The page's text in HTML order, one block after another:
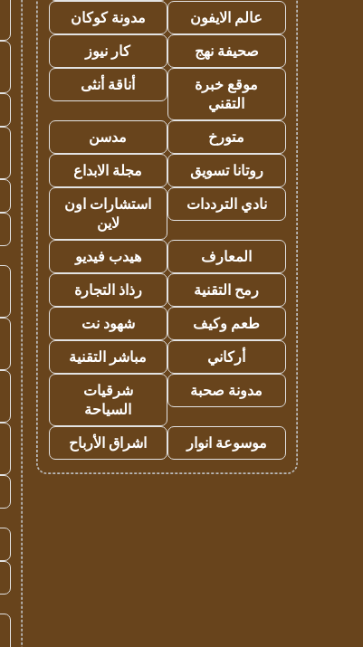
عالم الايفون
مدونة كوكان
صحيفة نهج
كار نيوز
موقع خبرة
التقني
أناقة أنثى
متورخ
مدسن
روتانا تسويق
مجلة الابداع
نادي الترددات
استشارات اون
لاين
المعارف
هيدب فيديو
رمح التقنية
رذاذ التجارة
طعم وكيف
شهود نت
أركاني
مباشر التقنية
مدونة صحبة
شرقيات
السياحة
موسوعة انوار
اشراق الأرباح